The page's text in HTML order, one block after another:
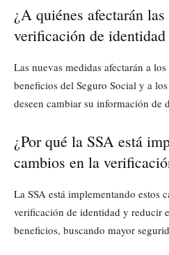
¿A quiénes afectarán
verificación de identidad
Las nuevas medidas afectarán a
beneficios del Seguro Social y a
deseen cambiar su información de
¿Por qué la SSA está
cambios en la
La SSA está implementando estos
verificación de identidad y reducir
beneficios, buscando mayor